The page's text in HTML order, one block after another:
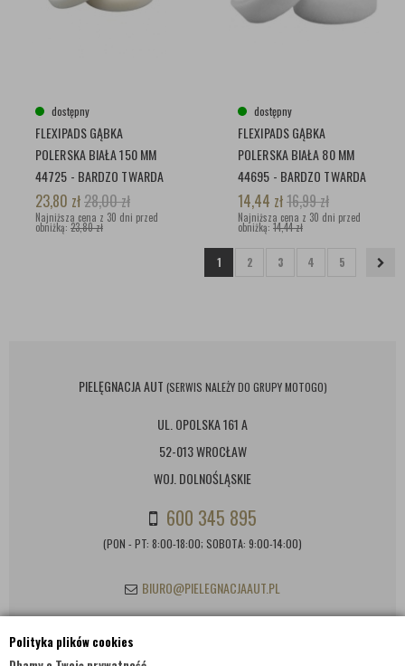
Polityka plików cookies
dostępny
FLEXIPADS GĄBKA
POLERSKA BIAŁA 150 MM
44725 - BARDZO TWARDA
23,80 zł28,00zł
Najniższa cena z 30 dni przed
obniżką: 23,80 zł
dostępny
FLEXIPADS GĄBKA
POLERSKA BIAŁA 80 MM
44695 - BARDZO TWARDA
14,44 zł16,99zł
Najniższa cena z 30 dni przed
obniżką: 14,44 zł
1 2 3 4 5
PIELĘGNACJA AUT (SERWIS NALEŻY DO GRUPY MOTOGO)
UL. OPOLSKA 161 A
52-013 WROCŁAW
WOJ. DOLNOŚLĄSKIE
600 345 895
(PON - PT: 8:00-18:00; SOBOTA: 9:00-14:00)
BIURO@PIELEGNACJAAUT.PL